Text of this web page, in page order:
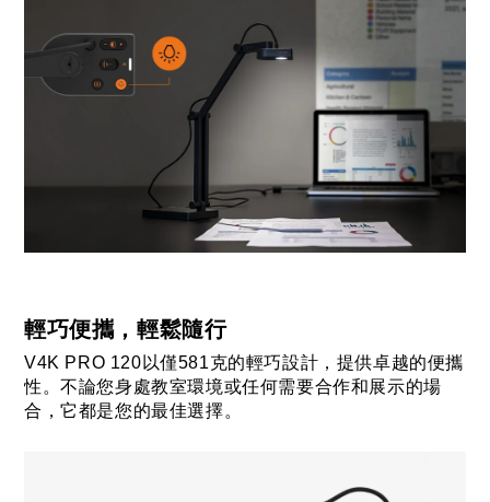
輕巧便攜，輕鬆隨行
V4K PRO 120以僅581克的輕巧設計，提供卓越的便攜
性。不論您身處教室環境或任何需要合作和展示的場
合，它都是您的最佳選擇。